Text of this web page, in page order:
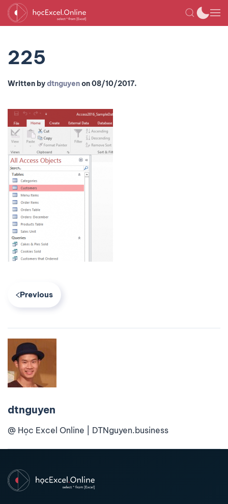
225
Written bydtnguyenon08/10/2017.
Previous
dtnguyen
@ Học Excel Online | DTNguyen.business